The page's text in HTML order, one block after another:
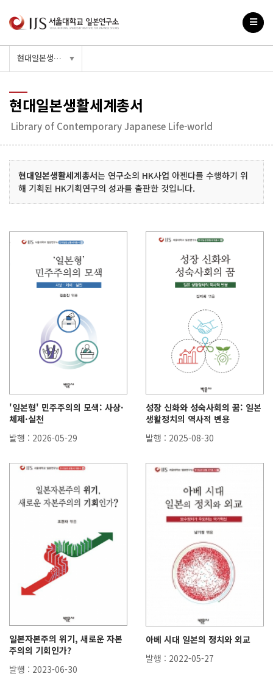
현대일본생활세계총서 ▼
현대일본생활세계총서
Library of Contemporary Japanese Life-world
현대일본생활세계총서는 연구소의 HK사업 아젠다를 수행하기 위
해 기획된 HK기획연구의 성과를 출판한 것입니다.
'일본형' 민주주의의 모색: 사상·
체제·실천
발행 : 2026-05-29
성장 신화와 성숙사회의 꿈: 일본
생활정치의 역사적 변용
발행 : 2025-08-30
일본자본주의 위기, 새로운 자본
주의의 기회인가?
발행 : 2023-06-30
아베 시대 일본의 정치와 외교
발행 : 2022-05-27